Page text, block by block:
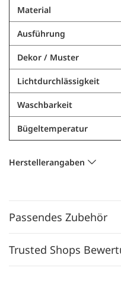
Material
Ausführung
Dekor / Muster
Lichtdurchlässigkeit
Waschbarkeit
Bügeltemperatur
Herstellerangaben
Passendes Zubehör
Trusted Shops